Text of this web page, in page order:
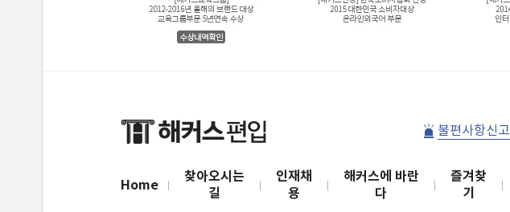
불편사항신고
Home
찾아오시는
길
인재채
용
해커스에 바란
다
즐겨찾
기